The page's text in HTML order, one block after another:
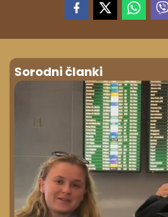
Sorodni članki